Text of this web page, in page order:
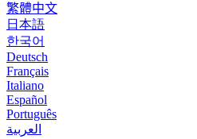
繁體中文
日本語
한국어
Deutsch
Français
Italiano
Español
Português
العربية